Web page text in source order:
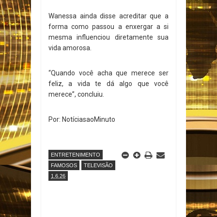
Wanessa ainda disse acreditar que a
forma como passou a enxergar a si
mesma influenciou diretamente sua
vida amorosa.
“Quando você acha que merece ser
feliz, a vida te dá algo que você
merece”, concluiu.
Por: NotíciasaoMinuto
ENTRETENIMENTO
FAMOSOS
TELEVISÃO
1.6.26